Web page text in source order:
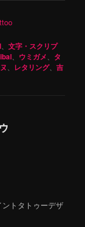
、文字・スクリプ
ウミガメ
タ
レタリング、吉
トタトゥーデザ